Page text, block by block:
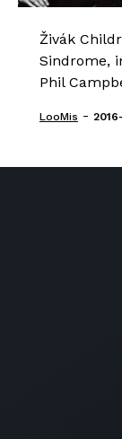
Živák
Sindrome,
Phil
LooMis -